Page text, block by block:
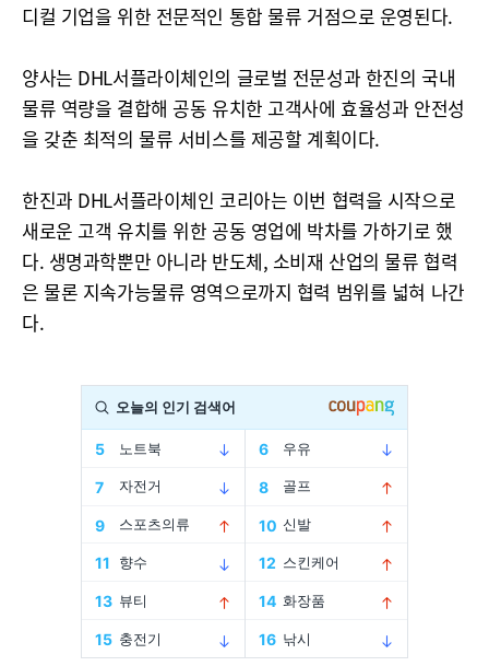
디컬 기업을 위한 전문적인 통합 물류 거점으로 운영된다.
양사는 DHL서플라이체인의 글로벌 전문성과 한진의 국내
물류 역량을 결합해 공동 유치한 고객사에 효율성과 안전성
을 갖춘 최적의 물류 서비스를 제공할 계획이다.
한진과 DHL서플라이체인 코리아는 이번 협력을 시작으로
새로운 고객 유치를 위한 공동 영업에 박차를 가하기로 했
다. 생명과학뿐만 아니라 반도체, 소비재 산업의 물류 협력
은 물론 지속가능물류 영역으로까지 협력 범위를 넓혀 나간
다.